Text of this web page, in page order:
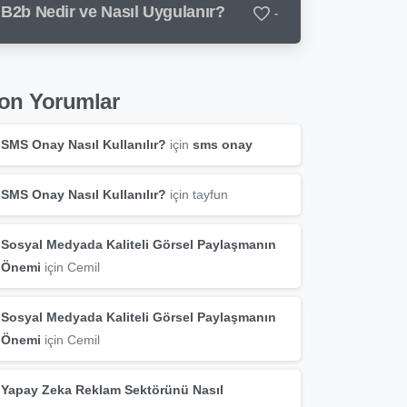
B2b Nedir ve Nasıl Uygulanır? -
Yorumlar
SMS Onay Nasıl Kullanılır? için sms onay
SMS Onay Nasıl Kullanılır? için tayfun
Sosyal Medyada Kaliteli Görsel Paylaşmanın
Önemi için Cemil
Sosyal Medyada Kaliteli Görsel Paylaşmanın
Önemi için Cemil
Yapay Zeka Reklam Sektörünü Nasıl